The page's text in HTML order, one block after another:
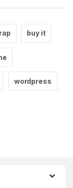
buy it
wordpress